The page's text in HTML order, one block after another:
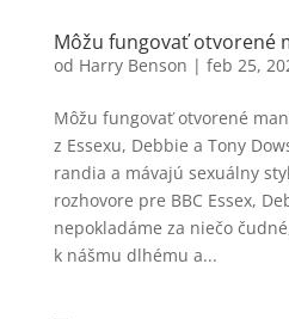
Môžu fungovať otvorené
od Harry Benson | feb 25,
Môžu fungovať otvorené
z Essexu, Debbie a Tony
randia a mávajú sexuálny
rozhovore pre BBC Essex,
nepokladáme za niečo
k nášmu dlhému a...